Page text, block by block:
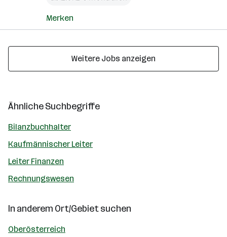
Merken
Weitere Jobs anzeigen
Ähnliche Suchbegriffe
Bilanzbuchhalter
Kaufmännischer Leiter
Leiter Finanzen
Rechnungswesen
In anderem Ort/Gebiet suchen
Oberösterreich